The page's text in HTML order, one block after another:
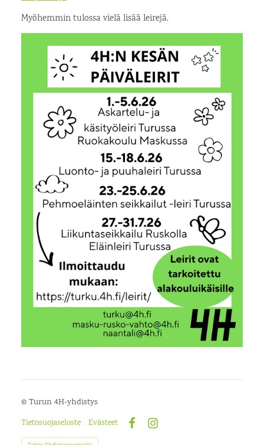
Myöhemmin tulossa vielä lisää leirejä.
© Turun 4H-yhdistys
Tietosuojaseloste
Evästeet
FacebookInstagram